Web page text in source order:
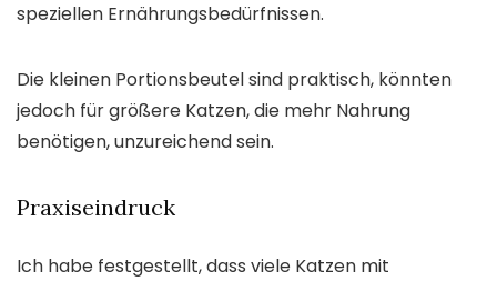
speziellen Ernährungsbedürfnissen.
Die kleinen Portionsbeutel sind praktisch, könnten
jedoch für größere Katzen, die mehr Nahrung
benötigen, unzureichend sein.
Praxiseindruck
Ich habe festgestellt, dass viele Katzen mit